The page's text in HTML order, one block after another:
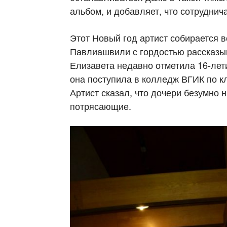
альбом, и добавляет, что
Этот Новый год артист собирается
Павлиашвили с гордостью
Елизавета недавно отметила 16-
она поступила в колледж ВГИК по
Артист сказал, что дочери безумно
потрясающие.